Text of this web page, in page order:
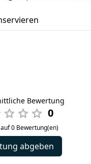
Bewertung
0
0 Bewertung(en)
abgeben